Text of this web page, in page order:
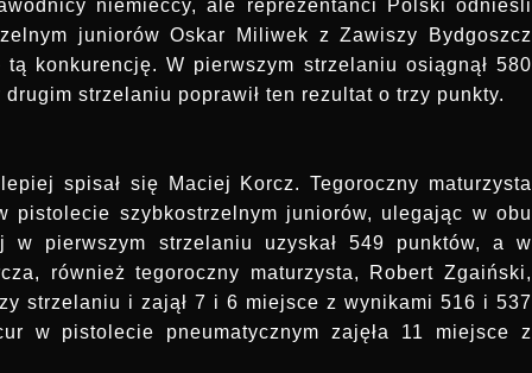
niemieccy, ale reprezentanci Polski odnieśli
juniorów Oskar Miliwek z Zawiszy Bydgoszcz
konkurencję. W pierwszym strzelaniu osiągnął 580
strzelaniu poprawił ten rezultat o trzy punkty.
spisał się Maciej Korcz. Tegoroczny maturzysta
pistolecie szybkostrzelnym juniorów, ulegając w obu
w pierwszym strzelaniu uzyskał 549 punktów, a w
również tegoroczny maturzysta, Robert Zgaiński,
strzelaniu i zajął 7 i 6 miejsce z wynikami 516 i 537
w pistolecie pneumatycznym zajęła 11 miejsce z